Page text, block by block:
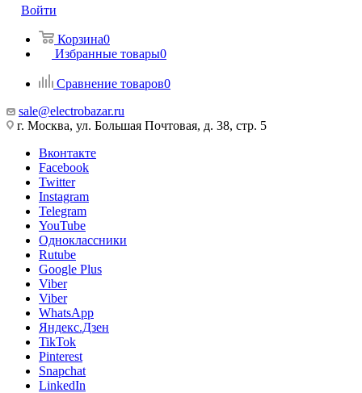
Войти
Корзина0
Избранные товары0
Сравнение товаров0
sale@electrobazar.ru
г. Москва, ул. Большая Почтовая, д. 38, стр. 5
Вконтакте
Facebook
Twitter
Instagram
Telegram
YouTube
Одноклассники
Rutube
Google Plus
Viber
Viber
WhatsApp
Яндекс.Дзен
TikTok
Pinterest
Snapchat
LinkedIn